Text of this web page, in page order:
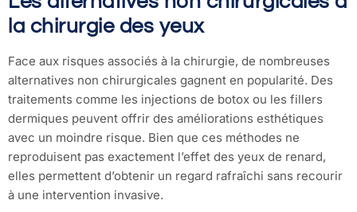
la chirurgie des yeux
Face aux risques associés à la chirurgie, de nombreuses
alternatives non chirurgicales gagnent en popularité. Des
traitements comme les injections de botox ou les fillers
dermiques peuvent offrir des améliorations esthétiques
avec un moindre risque. Bien que ces méthodes ne
reproduisent pas exactement l’effet des yeux de renard,
elles permettent d’obtenir un regard rafraîchi sans recourir
à une intervention invasive.